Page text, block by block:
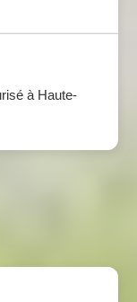
à Haute-